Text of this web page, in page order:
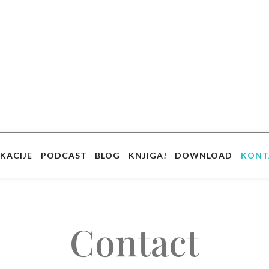
PODCAST BLOG KNJIGA! DOWNLOAD
Contact